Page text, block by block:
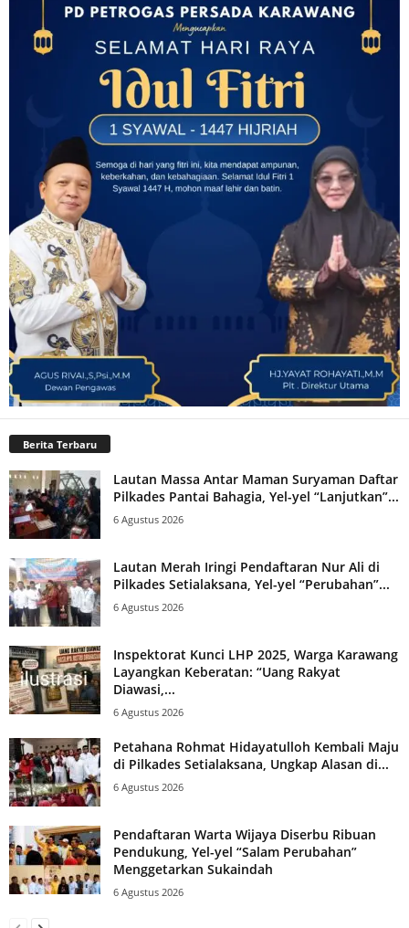
Berita Terbaru
Lautan Massa Antar Maman Suryaman Daftar
Pilkades Pantai Bahagia, Yel-yel “Lanjutkan”...
6 Agustus 2026
Lautan Merah Iringi Pendaftaran Nur Ali di
Pilkades Setialaksana, Yel-yel “Perubahan”...
6 Agustus 2026
Inspektorat Kunci LHP 2025, Warga Karawang
Layangkan Keberatan: “Uang Rakyat
Diawasi,...
6 Agustus 2026
Petahana Rohmat Hidayatulloh Kembali Maju
di Pilkades Setialaksana, Ungkap Alasan di...
6 Agustus 2026
Pendaftaran Warta Wijaya Diserbu Ribuan
Pendukung, Yel-yel “Salam Perubahan”
Menggetarkan Sukaindah
6 Agustus 2026